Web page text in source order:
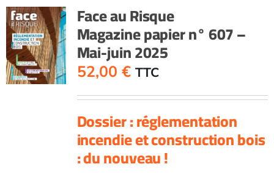
606
-
Mars-
avril
2025
Face au Risque
Magazine papier n° 607 –
Mai-juin 2025
52,00 € TTC
Dossier : réglementation
incendie et construction bois
: du nouveau !